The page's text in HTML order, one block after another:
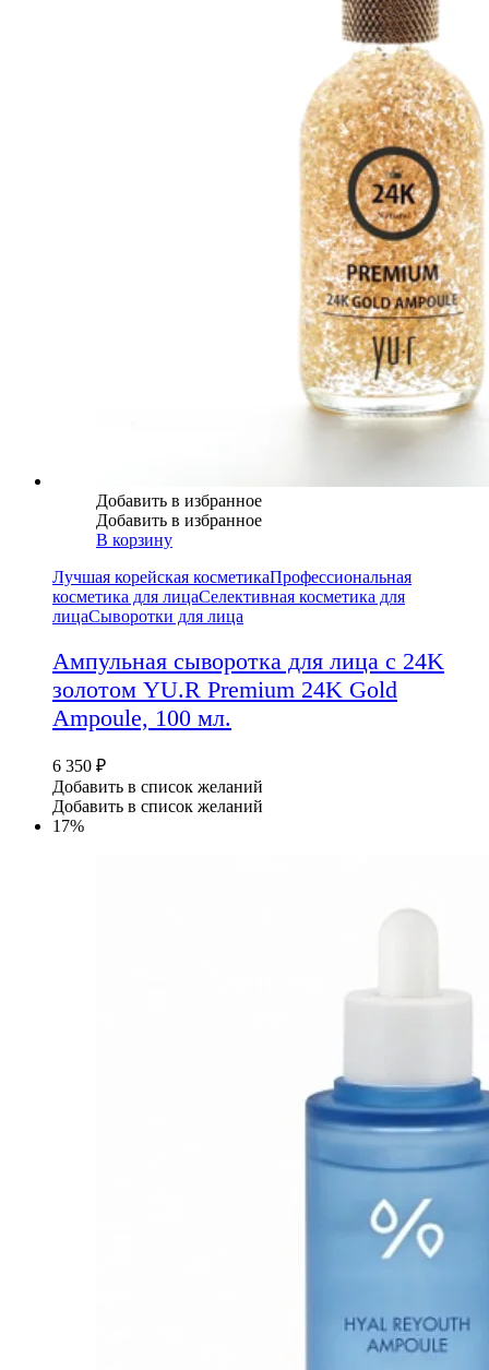
Добавить в избранное
Добавить в избранное
В корзину
Лучшая корейская косметикаПрофессиональная
косметика для лицаСелективная косметика для
лицаСыворотки для лица
Ампульная сыворотка для лица с 24K
золотом YU.R Premium 24K Gold
Ampoule, 100 мл.
6 350 ₽
Добавить в список желаний
Добавить в список желаний
17%